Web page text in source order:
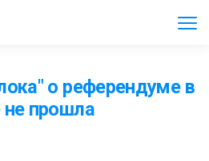
о референдуме в
не прошла